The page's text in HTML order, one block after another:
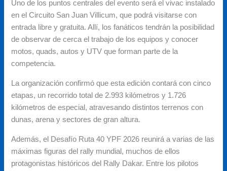
Uno de los puntos centrales del evento será el vivac instalado
en el Circuito San Juan Villicum, que podrá visitarse con
entrada libre y gratuita. Allí, los fanáticos tendrán la posibilidad
de observar de cerca el trabajo de los equipos y conocer
motos, quads, autos y UTV que forman parte de la
competencia.
La organización confirmó que esta edición contará con cinco
etapas, un recorrido total de 2.993 kilómetros y 1.726
kilómetros de especial, atravesando distintos terrenos con
dunas, arena y sectores de gran altura.
Además, el Desafío Ruta 40 YPF 2026 reunirá a varias de las
máximas figuras del rally mundial, muchos de ellos
protagonistas históricos del Rally Dakar. Entre los pilotos